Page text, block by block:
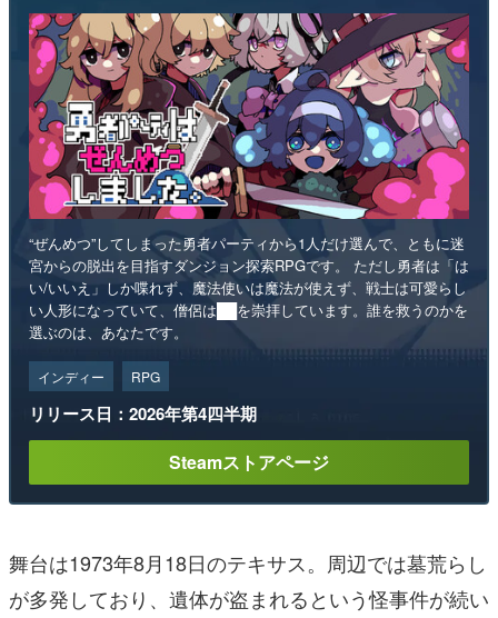
“ぜんめつ”してしまった勇者パーティから1人だけ選んで、ともに迷
宮からの脱出を目指すダンジョン探索RPGです。 ただし勇者は「は
い/いいえ」しか喋れず、魔法使いは魔法が使えず、戦士は可愛らし
い人形になっていて、僧侶は██を崇拝しています。誰を救うのかを
選ぶのは、あなたです。
インディー RPG
リリース日：2026年第4四半期
Steamストアページ
舞台は1973年8月18日のテキサス。周辺では墓荒らし
が多発しており、遺体が盗まれるという怪事件が続い